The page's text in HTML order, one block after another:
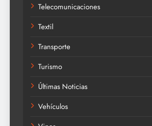
Telecomunicaciones
Textil
Transporte
Turismo
Últimas Noticias
Vehículos